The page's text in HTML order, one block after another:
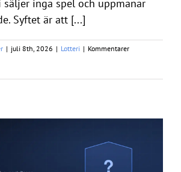
säljer inga spel och uppmanar
Syftet är att [...]
| juli 8th, 2026 | Lotteri | Kommentarer